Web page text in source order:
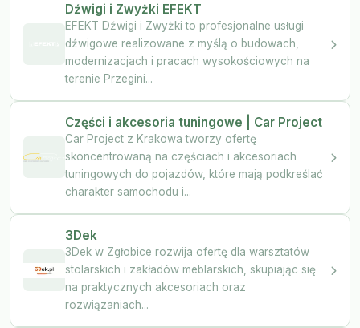
Dźwigi i Zwyżki EFEKT
EFEKT Dźwigi i Zwyżki to profesjonalne usługi
dźwigowe realizowane z myślą o budowach,
modernizacjach i pracach wysokościowych na
terenie Przegini...
Części i akcesoria tuningowe | Car Project
Car Project z Krakowa tworzy ofertę
skoncentrowaną na częściach i akcesoriach
tuningowych do pojazdów, które mają podkreślać
charakter samochodu i...
3Dek
3Dek w Zgłobice rozwija ofertę dla warsztatów
stolarskich i zakładów meblarskich, skupiając się
na praktycznych akcesoriach oraz
rozwiązaniach...